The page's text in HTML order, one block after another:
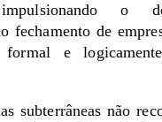
o
fechamento de
e
subterrâneas não